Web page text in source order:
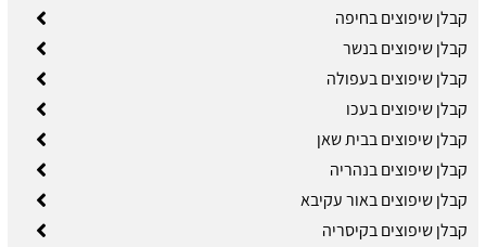
קבלן שיפוצים בחיפה
קבלן שיפוצים בנשר
קבלן שיפוצים בעפולה
קבלן שיפוצים בעכו
קבלן שיפוצים בבית שאן
קבלן שיפוצים בנהריה
קבלן שיפוצים באור עקיבא
קבלן שיפוצים בקיסריה